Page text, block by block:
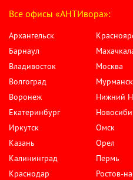
Все офисы «АНТИвора»:
Архангельск
Барнаул
Владивосток
Волгоград
Воронеж
Екатеринбург
Иркутск
Казань
Калининград
Краснодар
Москва
Мурманск
Нижний
Омск
Орел
Пермь
Ростов-